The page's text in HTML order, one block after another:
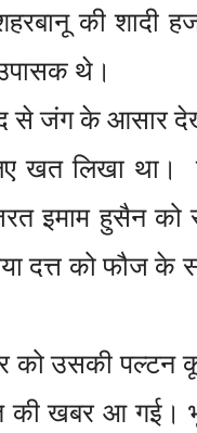
की शादी
थे।
से जंग के आसार
खत लिखा था।
इमाम हुसैन
दत्त को फौज के
उसकी पल्टन
की खबर आ गई।